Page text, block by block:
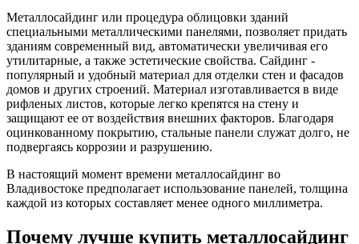
Металлосайдинг или процедура облицовки зданий
специальными металлическими панелями, позволяет придать
зданиям современный вид, автоматически увеличивая его
утилитарные, а также эстетические свойства. Сайдинг -
популярный и удобный материал для отделки стен и фасадов
домов и других строений. Материал изготавливается в виде
рифленых листов, которые легко крепятся на стену и
защищают ее от воздействия внешних факторов. Благодаря
оцинкованному покрытию, стальные панели служат долго, не
подвергаясь коррозии и разрушению.
В настоящий момент времени металлосайдинг во
Владивостоке предполагает использование панелей, толщина
каждой из которых составляет менее одного миллиметра.
Почему лучше купить металлосайдинг